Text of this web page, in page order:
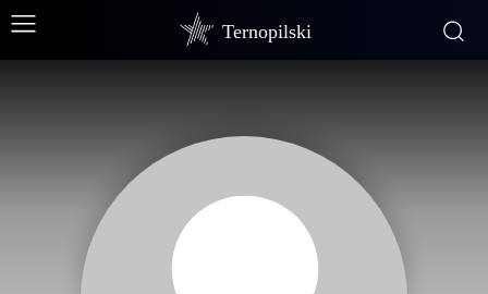
Ternopilski